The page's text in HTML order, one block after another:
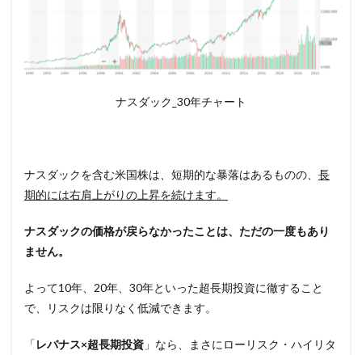
ナスダック_30年チャート
ナスダックを含む米国株は、短期的な暴落はあるものの、 長
期的には右肩上がりの上昇を続けます。
ナスダックの価格が戻らなかったことは、ただの一度もあり
ません。
よって10年、20年、30年といった超長期投資に徹すること
で、リスクは限りなく低減できます。
「レバナス×超長期投資 」なら、まさにローリスク・ハイリタ